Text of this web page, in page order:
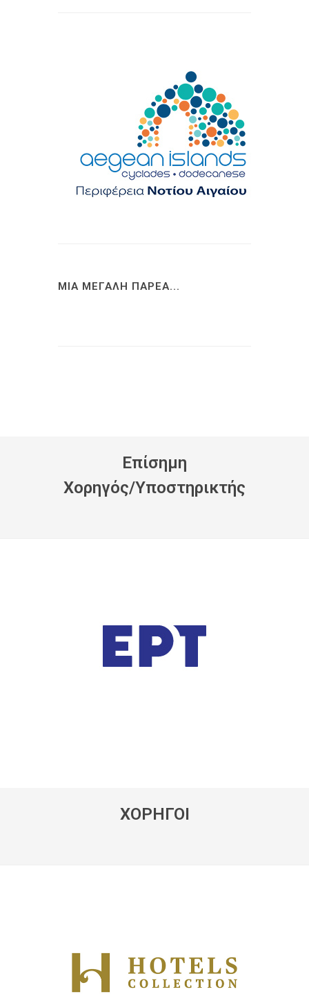
ΜΙΑ ΜΕΓΑΛΗ ΠΑΡΕΑ...
Eπίσημη
Xορηγός/Yποστηρικτής
ΧΟΡΗΓΟΙ